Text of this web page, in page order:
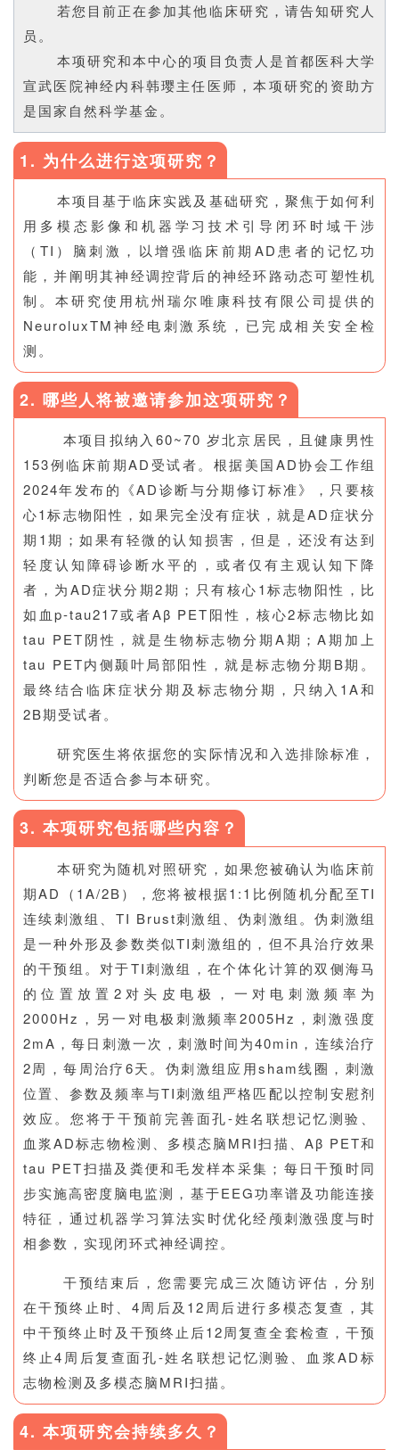
若您目前正在参加其他临床研究，请告知研究人
员。
本项研究和本中心的项目负责人是首都医科大学
宣武医院神经内科韩璎主任医师，本项研究的资助方
是国家自然科学基金。
1. 为什么进行这项研究？
本项目基于临床实践及基础研究，聚焦于如何利
用多模态影像和机器学习技术引导闭环时域干涉
（TI）脑刺激，以增强临床前期AD患者的记忆功
能，并阐明其神经调控背后的神经环路动态可塑性机
制。本研究使用杭州瑞尔唯康科技有限公司提供的
NeuroluxTM神经电刺激系统，已完成相关安全检
测。
2. 哪些人将被邀请参加这项研究？
本项目拟纳入60~70 岁北京居民，且健康男性
153例临床前期AD受试者。根据美国AD协会工作组
2024年发布的《AD诊断与分期修订标准》，只要核
心1标志物阳性，如果完全没有症状，就是AD症状分
期1期；如果有轻微的认知损害，但是，还没有达到
轻度认知障碍诊断水平的，或者仅有主观认知下降
者，为AD症状分期2期；只有核心1标志物阳性，比
如血p-tau217或者Aβ PET阳性，核心2标志物比如
tau PET阴性，就是生物标志物分期A期；A期加上
tau PET内侧颞叶局部阳性，就是标志物分期B期。
最终结合临床症状分期及标志物分期，只纳入1A和
2B期受试者。
研究医生将依据您的实际情况和入选排除标准，
判断您是否适合参与本研究。
3. 本项研究包括哪些内容？
本研究为随机对照研究，如果您被确认为临床前
期AD（1A/2B），您将被根据1:1比例随机分配至TI
连续刺激组、TI Brust刺激组、伪刺激组。伪刺激组
是一种外形及参数类似TI刺激组的，但不具治疗效果
的干预组。对于TI刺激组，在个体化计算的双侧海马
的位置放置2对头皮电极，一对电刺激频率为
2000Hz，另一对电极刺激频率2005Hz，刺激强度
2mA，每日刺激一次，刺激时间为40min，连续治疗
2周，每周治疗6天。伪刺激组应用sham线圈，刺激
位置、参数及频率与TI刺激组严格匹配以控制安慰剂
效应。您将于干预前完善面孔-姓名联想记忆测验、
血浆AD标志物检测、多模态脑MRI扫描、Aβ PET和
tau PET扫描及粪便和毛发样本采集；每日干预时同
步实施高密度脑电监测，基于EEG功率谱及功能连接
特征，通过机器学习算法实时优化经颅刺激强度与时
相参数，实现闭环式神经调控。
干预结束后，您需要完成三次随访评估，分别
在干预终止时、4周后及12周后进行多模态复查，其
中干预终止时及干预终止后12周复查全套检查，干预
终止4周后复查面孔-姓名联想记忆测验、血浆AD标
志物检测及多模态脑MRI扫描。
4. 本项研究会持续多久？